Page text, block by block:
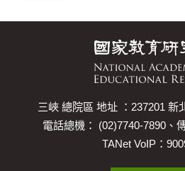
三峽 總院區 地址 ：237201 新
電話總機： (02)7740-7890、
TANet VoIP：